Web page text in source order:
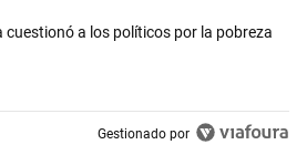
el título "García Cuerva cuestionó a los
cuestionó a los políticos por la pobreza
Gestionado por